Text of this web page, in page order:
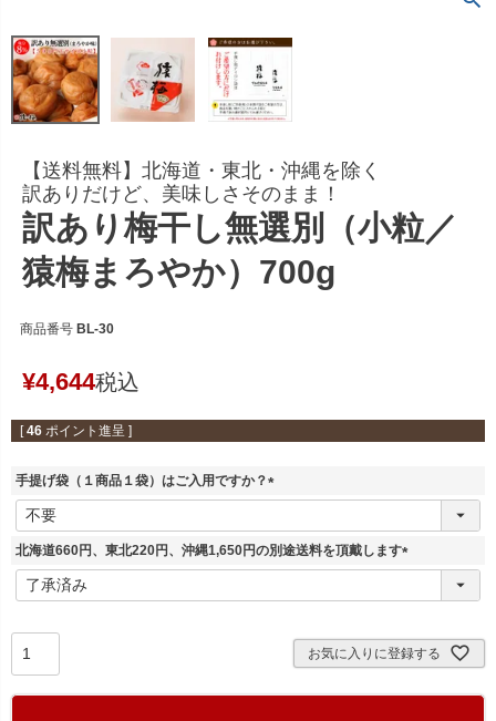
【送料無料】北海道・東北・沖縄を除く
訳ありだけど、美味しさそのまま！
訳あり梅干し無選別（小粒／
猿梅まろやか）700g
商品番号 BL-30
¥4,644税込
[ 46 ポイント進呈 ]
手提げ袋（１商品１袋）はご入用ですか？
(
須
北海道660円、東北220円、沖縄1,650円の別途送料を頂戴します
(
お気に入りに登録する